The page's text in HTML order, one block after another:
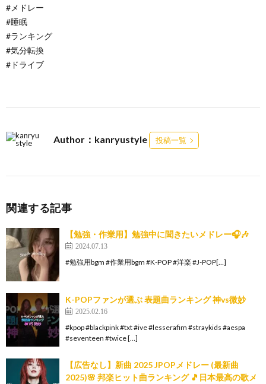
#メドレー
#睡眠
#ランキング
#気分転換
#ドライブ
Author：kanryustyle 投稿一覧
関連する記事
【勉強・作業用】勉強中に聞きたいメドレー🎧🎶
2024.07.13
#勉強用bgm #作業用bgm #K-POP #洋楽 #J-POP[…]
K-POPファンが選ぶ 表題曲ランキング 神vs微妙
2025.02.16
#kpop #blackpink #txt #ive #lesserafim #straykids #aespa
#seventeen #twice […]
【広告なし】新曲 2025 JPOPメドレー (最新曲
2025)🌸 邦楽ヒット曲ランキング 🎵日本最高の歌メ